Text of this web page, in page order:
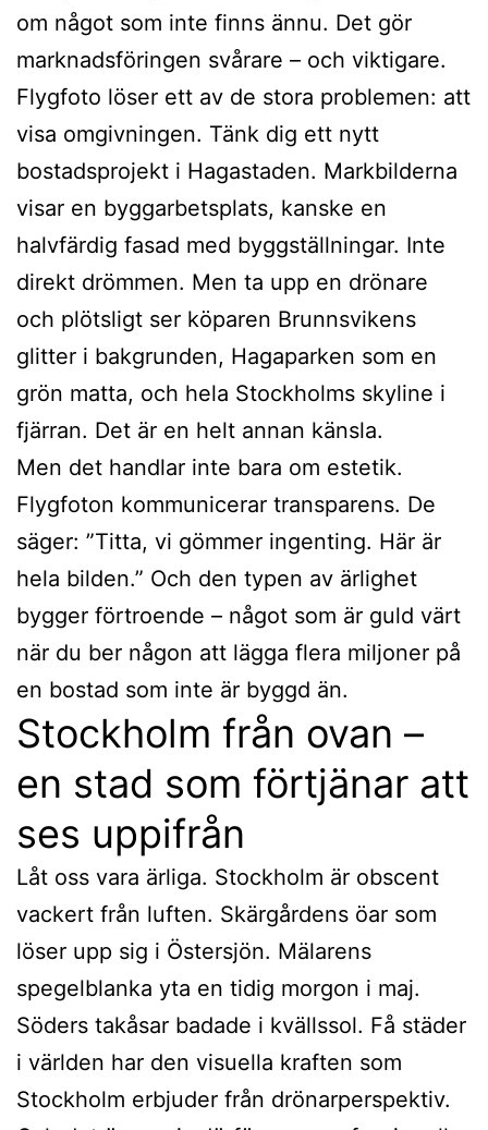
om något som inte finns ännu. Det gör
marknadsföringen svårare – och viktigare.
Flygfoto löser ett av de stora problemen: att
visa omgivningen. Tänk dig ett nytt
bostadsprojekt i Hagastaden. Markbilderna
visar en byggarbetsplats, kanske en
halvfärdig fasad med byggställningar. Inte
direkt drömmen. Men ta upp en drönare
och plötsligt ser köparen Brunnsvikens
glitter i bakgrunden, Hagaparken som en
grön matta, och hela Stockholms skyline i
fjärran. Det är en helt annan känsla.
Men det handlar inte bara om estetik.
Flygfoton kommunicerar transparens. De
säger: ”Titta, vi gömmer ingenting. Här är
hela bilden.” Och den typen av ärlighet
bygger förtroende – något som är guld värt
när du ber någon att lägga flera miljoner på
en bostad som inte är byggd än.
Stockholm från ovan –
en stad som förtjänar att
ses uppifrån
Låt oss vara ärliga. Stockholm är obscent
vackert från luften. Skärgårdens öar som
löser upp sig i Östersjön. Mälarens
spegelblanka yta en tidig morgon i maj.
Söders takåsar badade i kvällssol. Få städer
i världen har den visuella kraften som
Stockholm erbjuder från drönarperspektiv.